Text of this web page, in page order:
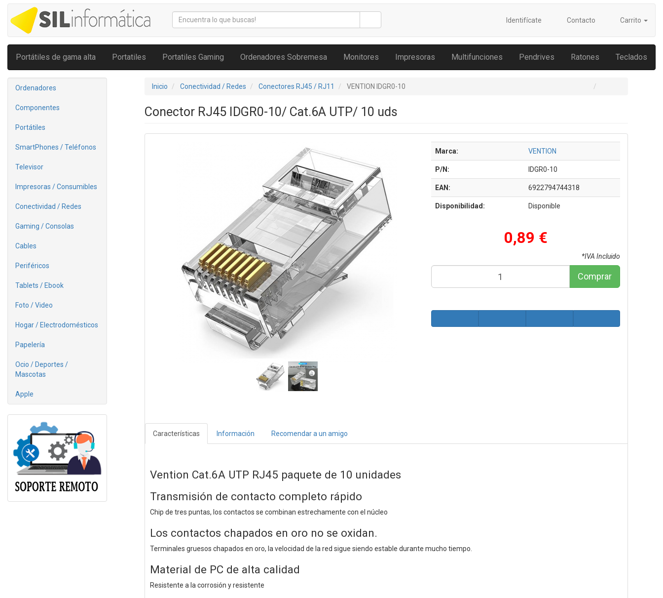
Identifícate Contacto Carrito
Portátiles de gama alta Portatiles Portatiles Gaming Ordenadores Sobremesa Monitores Impresoras Multifunciones Pendrives Ratones Teclados
Ordenadores
Componentes
Portátiles
SmartPhones / Teléfonos
Televisor
Impresoras / Consumibles
Conectividad / Redes
Gaming / Consolas
Cables
Periféricos
Tablets / Ebook
Foto / Video
Hogar / Electrodomésticos
Papelería
Ocio / Deportes /
Mascotas
Apple
Inicio Conectividad / Redes Conectores RJ45 / RJ11 VENTION IDGR0-10
Conector RJ45 IDGR0-10/ Cat.6A UTP/ 10 uds
Marca: VENTION
P/N: IDGR0-10
EAN: 6922794744318
Disponibilidad: Disponible
0,89 €
*IVA Incluido
Comprar
Características Información Recomendar a un amigo
Vention Cat.6A UTP RJ45 paquete de 10 unidades
Transmisión de contacto completo rápido
Chip de tres puntas, los contactos se combinan estrechamente con el núcleo
Los contactos chapados en oro no se oxidan.
Terminales gruesos chapados en oro, la velocidad de la red sigue siendo estable durante mucho tiempo.
Material de PC de alta calidad
Resistente a la corrosión y resistente